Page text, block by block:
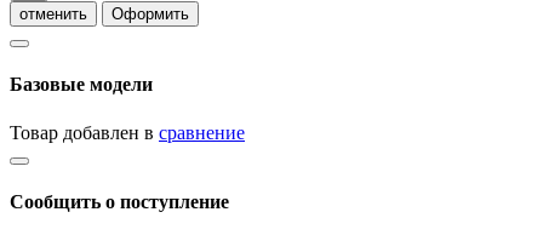
отменить
Оформить
Базовые модели
Товар добавлен в сравнение
Сообщить о поступление